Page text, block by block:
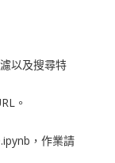
以及搜尋特
。
，作業請